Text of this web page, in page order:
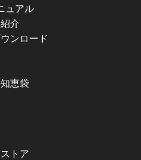
ュアル
介
ンロード
恵袋
トア